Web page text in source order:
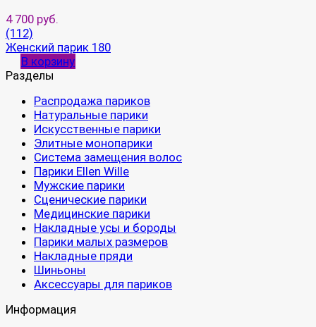
4 700 руб.
(112)
Женский парик 180
В корзину
Разделы
Распродажа париков
Натуральные парики
Искусственные парики
Элитные монопарики
Система замещения волос
Парики Ellen Wille
Мужские парики
Сценические парики
Медицинские парики
Накладные усы и бороды
Парики малых размеров
Накладные пряди
Шиньоны
Аксессуары для париков
Информация